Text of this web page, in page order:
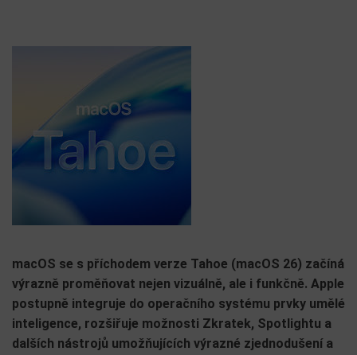
macOS se s příchodem verze Tahoe (macOS 26) začíná
výrazně proměňovat nejen vizuálně, ale i funkčně. Apple
postupně integruje do operačního systému prvky umělé
inteligence, rozšiřuje možnosti Zkratek, Spotlightu a
dalších nástrojů umožňujících výrazné zjednodušení a